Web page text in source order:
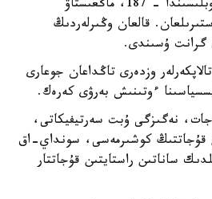
وبلىسىندا – 198، اتىراۋ وبلىسىندا – 187، ماڭعىستاۋ
قاراستىرىلعان. قالعان وڭىرلەردىڭ
وزدەرى تاڭداعان جوعارى
ءوتىنىش بەرۋى كەرەك.
نەگىزگى ۇبت سەرتيفيكاتى،
قۇجاتتىڭ كوشىرمەسى، سونداي-اق
ساناتىن راستايتىن قۇجاتتار